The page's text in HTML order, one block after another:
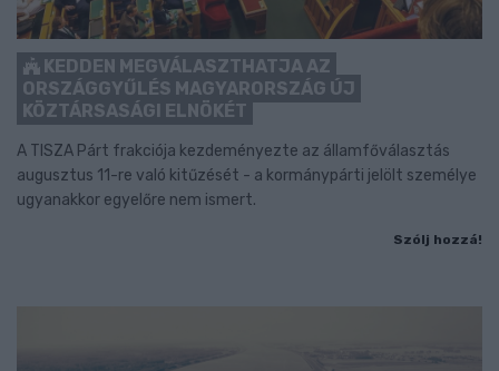
KEDDEN MEGVÁLASZTHATJA AZ
ORSZÁGGYŰLÉS MAGYARORSZÁG ÚJ
KÖZTÁRSASÁGI ELNÖKÉT
A TISZA Párt frakciója kezdeményezte az államfőválasztás
augusztus 11-re való kitűzését - a kormánypárti jelölt személye
ugyanakkor egyelőre nem ismert.
Szólj hozzá!